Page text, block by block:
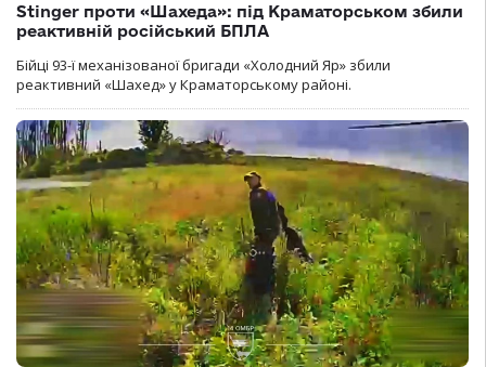
Stinger проти «Шахеда»: під Краматорськом збили
реактивній російський БПЛА
Бійці 93-ї механізованої бригади «Холодний Яр» збили
реактивний «Шахед» у Краматорському районі.